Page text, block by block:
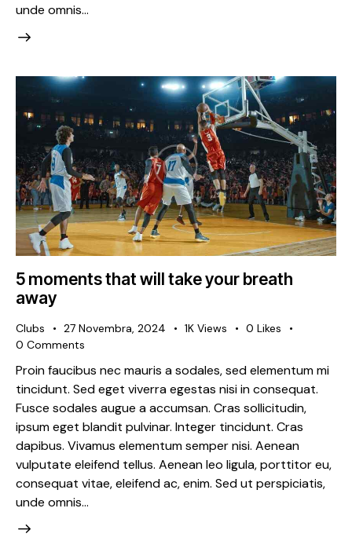
unde omnis…
5 moments that will take your breath
away
Clubs 27 Novembra, 2024 1K Views 0 Likes
0 Comments
Proin faucibus nec mauris a sodales, sed elementum mi
tincidunt. Sed eget viverra egestas nisi in consequat.
Fusce sodales augue a accumsan. Cras sollicitudin,
ipsum eget blandit pulvinar. Integer tincidunt. Cras
dapibus. Vivamus elementum semper nisi. Aenean
vulputate eleifend tellus. Aenean leo ligula, porttitor eu,
consequat vitae, eleifend ac, enim. Sed ut perspiciatis,
unde omnis…